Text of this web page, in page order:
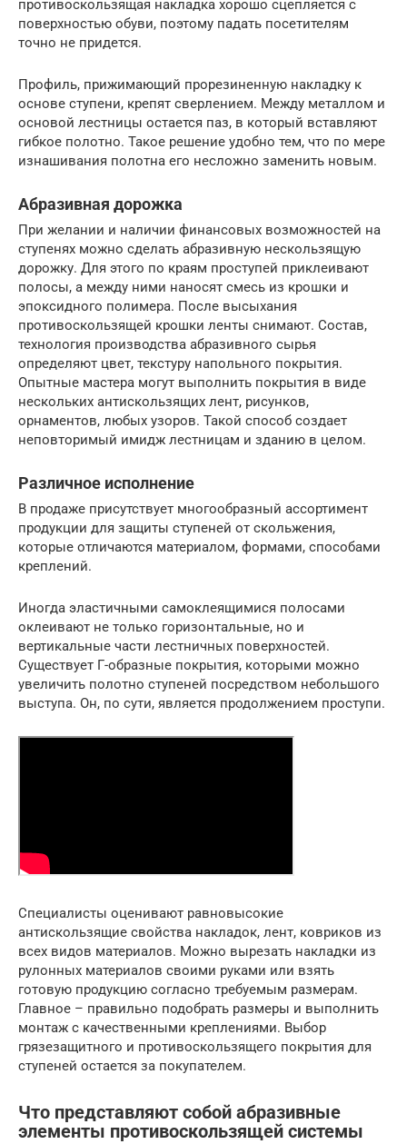
противоскользящая накладка хорошо сцепляется с
поверхностью обуви, поэтому падать посетителям
точно не придется.
Профиль, прижимающий прорезиненную накладку к
основе ступени, крепят сверлением. Между металлом и
основой лестницы остается паз, в который вставляют
гибкое полотно. Такое решение удобно тем, что по мере
изнашивания полотна его несложно заменить новым.
Абразивная дорожка
При желании и наличии финансовых возможностей на
ступенях можно сделать абразивную нескользящую
дорожку. Для этого по краям проступей приклеивают
полосы, а между ними наносят смесь из крошки и
эпоксидного полимера. После высыхания
противоскользящей крошки ленты снимают. Состав,
технология производства абразивного сырья
определяют цвет, текстуру напольного покрытия.
Опытные мастера могут выполнить покрытия в виде
нескольких антискользящих лент, рисунков,
орнаментов, любых узоров. Такой способ создает
неповторимый имидж лестницам и зданию в целом.
Различное исполнение
В продаже присутствует многообразный ассортимент
продукции для защиты ступеней от скольжения,
которые отличаются материалом, формами, способами
креплений.
Иногда эластичными самоклеящимися полосами
оклеивают не только горизонтальные, но и
вертикальные части лестничных поверхностей.
Существует Г-образные покрытия, которыми можно
увеличить полотно ступеней посредством небольшого
выступа. Он, по сути, является продолжением проступи.
Специалисты оценивают равновысокие
антискользящие свойства накладок, лент, ковриков из
всех видов материалов. Можно вырезать накладки из
рулонных материалов своими руками или взять
готовую продукцию согласно требуемым размерам.
Главное – правильно подобрать размеры и выполнить
монтаж с качественными креплениями. Выбор
грязезащитного и противоскользящего покрытия для
ступеней остается за покупателем.
Что представляют собой абразивные
элементы противоскользящей системы